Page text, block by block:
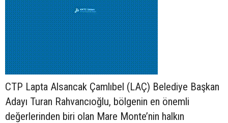
CTP Lapta Alsancak Çamlıbel (LAÇ) Belediye Başkan
Adayı Turan Rahvancıoğlu, bölgenin en önemli
değerlerinden biri olan Mare Monte’nin halkın